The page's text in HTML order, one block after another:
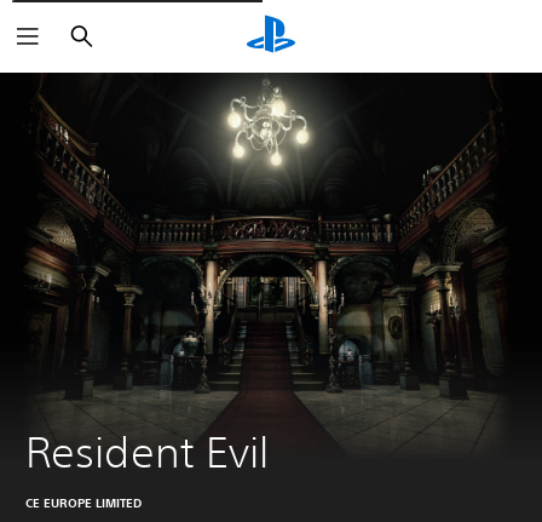
Buscar
Resident Evil
CE EUROPE LIMITED